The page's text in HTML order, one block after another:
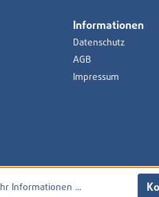
Informationen
Datenschutz
AGB
Impressum
Informationen ...